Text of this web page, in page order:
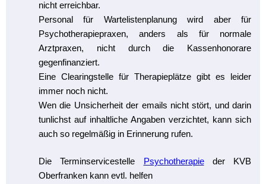
nicht erreichbar.
Personal für Wartelistenplanung wird aber für
Psychotherapiepraxen, anders als für normale
Arztpraxen, nicht durch die Kassenhonorare
gegenfinanziert.
Eine Clearingstelle für Therapieplätze gibt es leider
immer noch nicht.
Wen die Unsicherheit der emails nicht stört, und darin
tunlichst auf inhaltliche Angaben verzichtet, kann sich
auch so regelmäßig in Erinnerung rufen.
Die Terminservicestelle Psychotherapieder KVB
Oberfranken kann evtl. helfen